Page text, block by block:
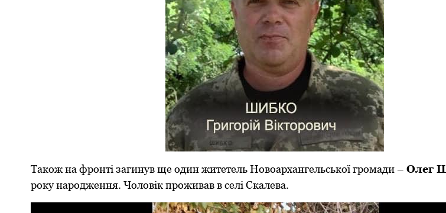
Також на фронті загинув ще один житетель Новоархангельської громади – Олег
року народження. Чоловік проживав в селі Скалева.